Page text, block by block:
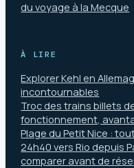
du voyage à la Mecque
À LIRE
Explorer Kehl en
incontournables
Troc des trains billets
fonctionnement,
Plage du Petit Nice :
24h40 vers Rio depuis
comparer avant de